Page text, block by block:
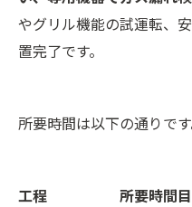
やグリル機能の試運転、
置完了です。
所要時間は以下の通りです
工程
所要時間